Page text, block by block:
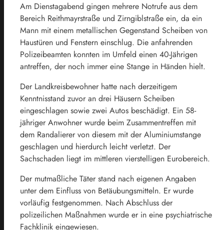
Am Dienstagabend gingen mehrere Notrufe aus dem
Bereich Reithmayrstraße und Zirngiblstraße ein, da ein
Mann mit einem metallischen Gegenstand Scheiben von
Haustüren und Fenstern einschlug. Die anfahrenden
Polizeibeamten konnten im Umfeld einen 40-Jährigen
antreffen, der noch immer eine Stange in Händen hielt.
Der Landkreisbewohner hatte nach derzeitigem
Kenntnisstand zuvor an drei Häusern Scheiben
eingeschlagen sowie zwei Autos beschädigt. Ein 58-
jähriger Anwohner wurde beim Zusammentreffen mit
dem Randalierer von diesem mit der Aluminiumstange
geschlagen und hierdurch leicht verletzt. Der
Sachschaden liegt im mittleren vierstelligen Eurobereich.
Der mutmaßliche Täter stand nach eigenen Angaben
unter dem Einfluss von Betäubungsmitteln. Er wurde
vorläufig festgenommen. Nach Abschluss der
polizeilichen Maßnahmen wurde er in eine psychiatrische
Fachklinik eingewiesen.